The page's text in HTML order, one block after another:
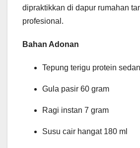
dipraktikkan di dapur rumahan
profesional.
Bahan Adonan
Tepung terigu protein
Gula pasir 60 gram
Ragi instan 7 gram
Susu cair hangat 180 ml